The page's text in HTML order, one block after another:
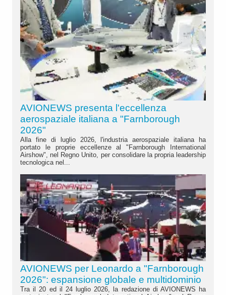
AVIONEWS presenta l'eccellenza
aerospaziale italiana a "Farnborough
2026"
Alla fine di luglio 2026, l'industria aerospaziale italiana ha
portato le proprie eccellenze al "Farnborough International
Airshow", nel Regno Unito, per consolidare la propria leadership
tecnologica nel...
AVIONEWS per Leonardo a "Farnborough
2026": espansione globale e multidominio
Tra il 20 ed il 24 luglio 2026, la redazione di AVIONEWS ha